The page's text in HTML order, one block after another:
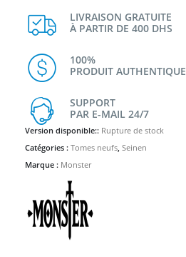
LIVRAISON GRATUITE
À PARTIR DE 400 DHS
100%
PRODUIT AUTHENTIQUE
SUPPORT
PAR E-MAIL 24/7
Version disponible:: Rupture de stock
Catégories : Tomes neufs, Seinen
Marque : Monster